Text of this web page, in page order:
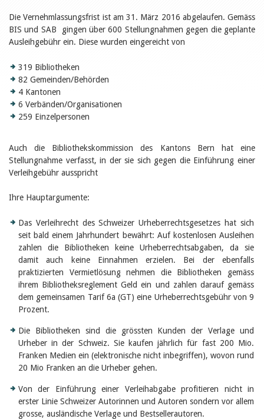
Kinder- und Jugendmedien
Bibliothek und Schule
Bibliotheksförderung
Einmalige Beiträge
Bibliotheksangebote
Bibliosuisse
Kantonale
Unterstützungsbeiträge
Rezensionen
Alle Tags
Autoren
Julie Greub
Ursula Strahm
Sibylle Birrer
Javier Lopez
Céline Graf
Felicitas Isler
Therese von Weissenfluh
Nicole Rothen
Manuela Nyffeler-Lanker
Alle Autoren
Archiv
Juli 2026
Juni 2026
März 2026
November 2025
September 2025
Juli 2025
Die Vernehmlassungsfrist ist am 31. März 2016 abgelaufen. Gemäss
BIS und SAB gingen über 600 Stellungnahmen gegen die geplante
Ausleihgebühr ein. Diese wurden eingereicht von
319 Bibliotheken
82 Gemeinden/Behörden
4 Kantonen
6 Verbänden/Organisationen
259 Einzelpersonen
Auch die Bibliothekskommission des Kantons Bern hat eine
Stellungnahme verfasst, in der sie sich gegen die Einführung einer
Verleihgebühr ausspricht
Ihre Hauptargumente:
Das Verleihrecht des Schweizer Urheberrechtsgesetzes hat sich
seit bald einem Jahrhundert bewährt: Auf kostenlosen Ausleihen
zahlen die Bibliotheken keine Urheberrechtsabgaben, da sie
damit auch keine Einnahmen erzielen. Bei der ebenfalls
praktizierten Vermietlösung nehmen die Bibliotheken gemäss
ihrem Bibliotheksreglement Geld ein und zahlen darauf gemäss
dem gemeinsamen Tarif 6a (GT) eine Urheberrechtsgebühr von 9
Prozent.
Die Bibliotheken sind die grössten Kunden der Verlage und
Urheber in der Schweiz. Sie kaufen jährlich für fast 200 Mio.
Franken Medien ein (elektronische nicht inbegriffen), wovon rund
20 Mio Franken an die Urheber gehen.
Von der Einführung einer Verleihabgabe profitieren nicht in
erster Linie Schweizer Autorinnen und Autoren sondern vor allem
grosse, ausländische Verlage und Bestsellerautoren.